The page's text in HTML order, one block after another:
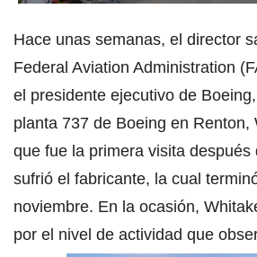
Hace unas semanas, el director
Federal Aviation Administration
el presidente ejecutivo de
planta 737 de Boeing en Renton,
que fue la primera visita después
sufrió el fabricante, la cual
noviembre. En la ocasión,
por el nivel de actividad que